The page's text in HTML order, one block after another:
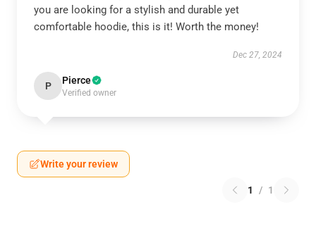
you are looking for a stylish and durable yet
comfortable hoodie, this is it! Worth the money!
Dec 27, 2024
P Pierce
Verified owner
Write your review
1 / 1